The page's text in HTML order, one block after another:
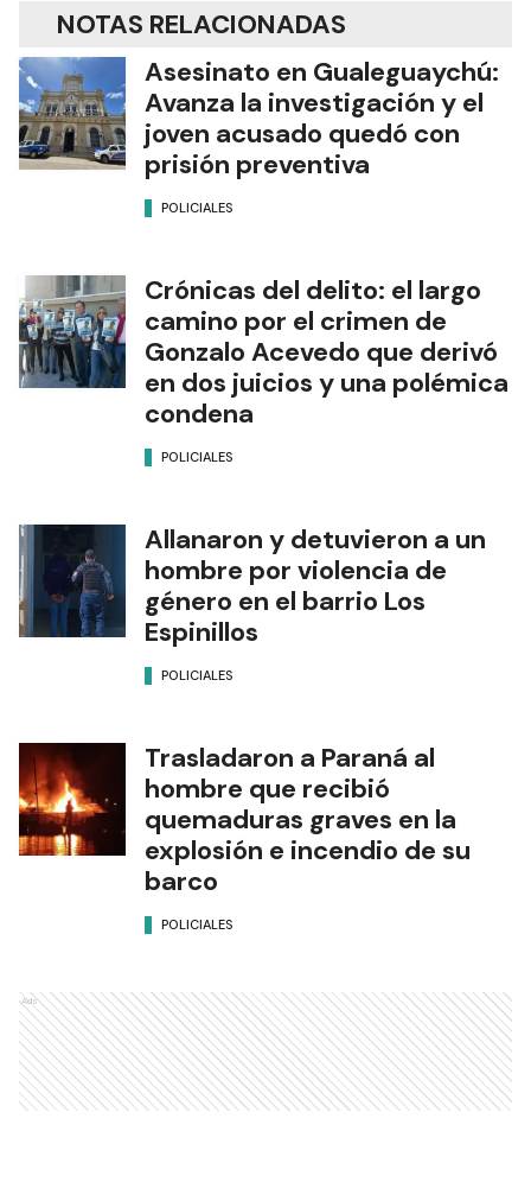
NOTAS RELACIONADAS
Asesinato en Gualeguaychú:
Avanza la investigación y el
joven acusado quedó con
prisión preventiva
POLICIALES
Crónicas del delito: el largo
camino por el crimen de
Gonzalo Acevedo que derivó
en dos juicios y una polémica
condena
POLICIALES
Allanaron y detuvieron a un
hombre por violencia de
género en el barrio Los
Espinillos
POLICIALES
Trasladaron a Paraná al
hombre que recibió
quemaduras graves en la
explosión e incendio de su
barco
POLICIALES
Ads